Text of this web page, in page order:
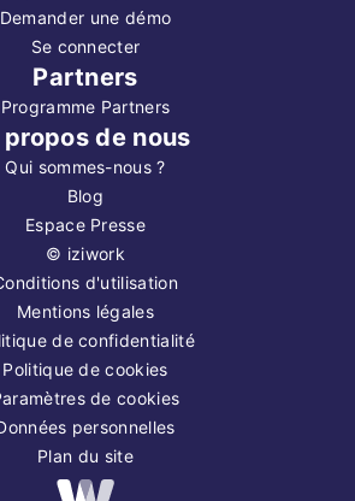
Demander une démo
Se connecter
Partners
Programme Partners
propos de nous
Qui sommes-nous ?
Blog
Espace Presse
© iziwork
d'utilisation
Mentions légales
de confidentialité
Politique de cookies
de cookies
personnelles
Plan du site